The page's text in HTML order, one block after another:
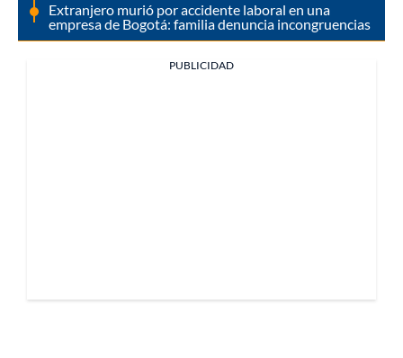
Extranjero murió por accidente laboral en una
empresa de Bogotá: familia denuncia incongruencias
PUBLICIDAD